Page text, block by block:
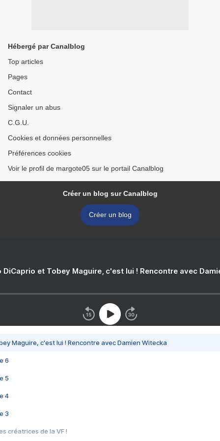
Hébergé par Canalblog
Top articles
Pages
Contact
Signaler un abus
C.G.U.
Cookies et données personnelles
Préférences cookies
Voir le profil de margote05 sur le portail Canalblog
Créer un blog sur Canalblog
Créer un blog
DiCaprio et Tobey Maguire, c'est lui ! Rencontre avec
Maguire, c'est lui ! Rencontre avec Damien Witecka
6
5
4
3
créatrices de la VF !